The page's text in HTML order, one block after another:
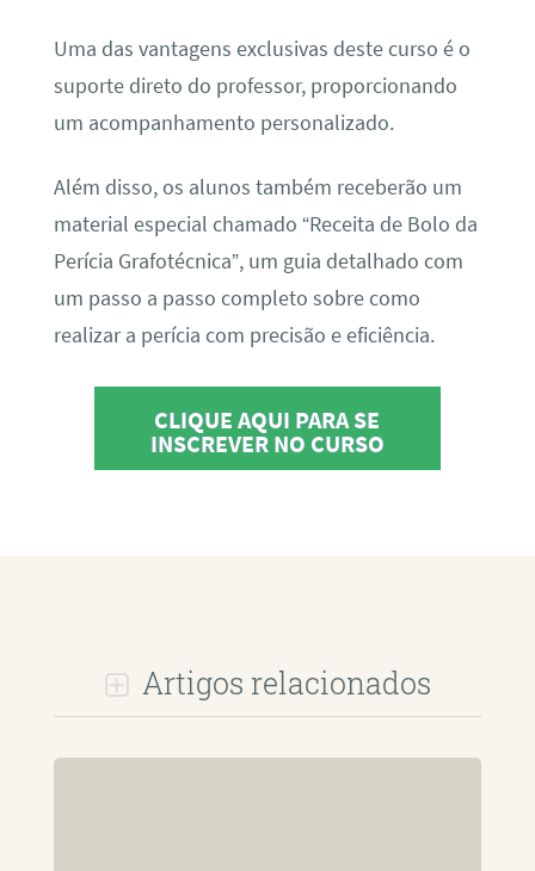
Uma das vantagens exclusivas deste curso é o
suporte direto do professor, proporcionando
um acompanhamento personalizado.
Além disso, os alunos também receberão um
material especial chamado “Receita de Bolo da
Perícia Grafotécnica”, um guia detalhado com
um passo a passo completo sobre como
realizar a perícia com precisão e eficiência.
CLIQUE AQUI PARA SE
INSCREVER NO CURSO
Artigos relacionados